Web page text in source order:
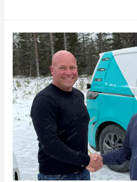
Magnus
Axelsson
tilbake
som
daglig
leder
Austri